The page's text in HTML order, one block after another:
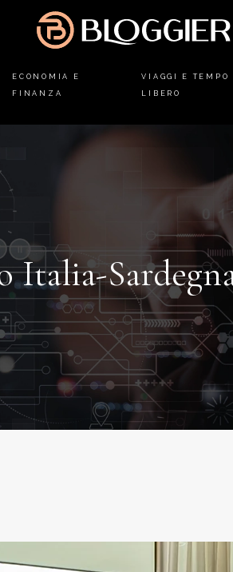
ECONOMIA E
FINANZA
VIAGGI E TEMPO
LIBERO
Italia-